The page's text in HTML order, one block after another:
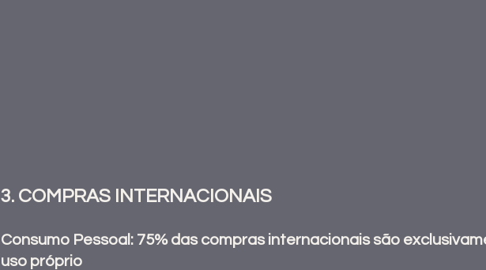
3. COMPRAS INTERNACIONAIS
Consumo Pessoal: 75% das compras internacionais são
uso próprio